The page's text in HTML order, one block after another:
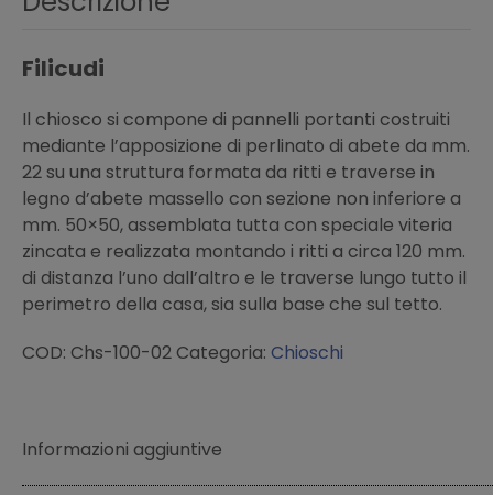
Filicudi
Il chiosco si compone di pannelli portanti costruiti
mediante l’apposizione di perlinato di abete da mm.
22 su una struttura formata da ritti e traverse in
legno d’abete massello con sezione non inferiore a
mm. 50×50, assemblata tutta con speciale viteria
zincata e realizzata montando i ritti a circa 120 mm.
di distanza l’uno dall’altro e le traverse lungo tutto il
perimetro della casa, sia sulla base che sul tetto.
COD: Chs-100-02 Categoria: Chioschi
Informazioni aggiuntive